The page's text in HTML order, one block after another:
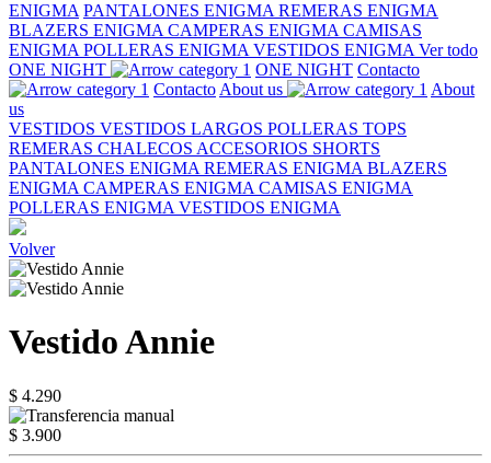
ENIGMA PANTALONES ENIGMA REMERAS ENIGMA
BLAZERS ENIGMA CAMPERAS ENIGMA CAMISAS
ENIGMA POLLERAS ENIGMA VESTIDOS ENIGMA Ver todo
ONE NIGHT
ONE NIGHT Contacto
Contacto About us
About
us
VESTIDOS VESTIDOS LARGOS POLLERAS TOPS
REMERAS CHALECOS ACCESORIOS SHORTS
PANTALONES ENIGMA REMERAS ENIGMA BLAZERS
ENIGMA CAMPERAS ENIGMA CAMISAS ENIGMA
POLLERAS ENIGMA VESTIDOS ENIGMA
Volver
Vestido Annie
$ 4.290
$ 3.900